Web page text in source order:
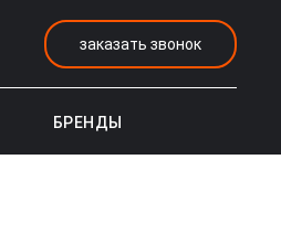
заказать звонок
БРЕНДЫ